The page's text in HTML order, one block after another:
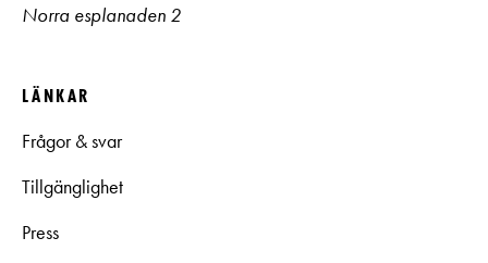
Norra esplanaden 2
LÄNKAR
Frågor & svar
Tillgänglighet
Press